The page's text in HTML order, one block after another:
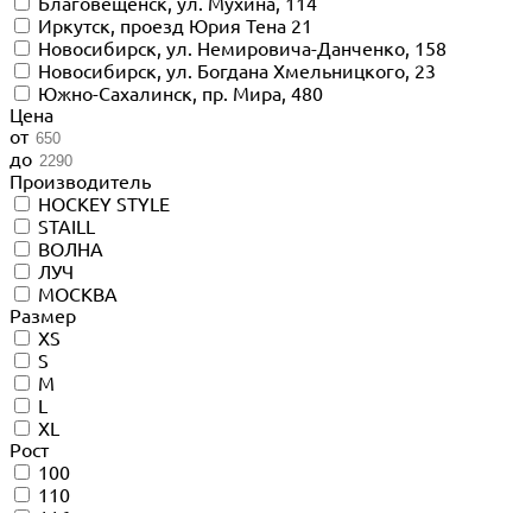
Иркутск, проезд Юрия Тена 21
Новосибирск, ул. Немировича-Данченко, 158
Новосибирск, ул. Богдана Хмельницкого, 23
Южно-Сахалинск, пр. Мира, 480
Цена
от
до
Производитель
HOCKEY STYLE
STAILL
ВОЛНА
ЛУЧ
МОСКВА
Размер
XS
S
M
L
XL
Рост
100
110